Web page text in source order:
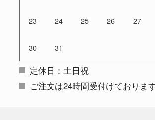
23 24 25 26 27
30 31
定休日：土日祝
ご注文は24時間受付けておりま